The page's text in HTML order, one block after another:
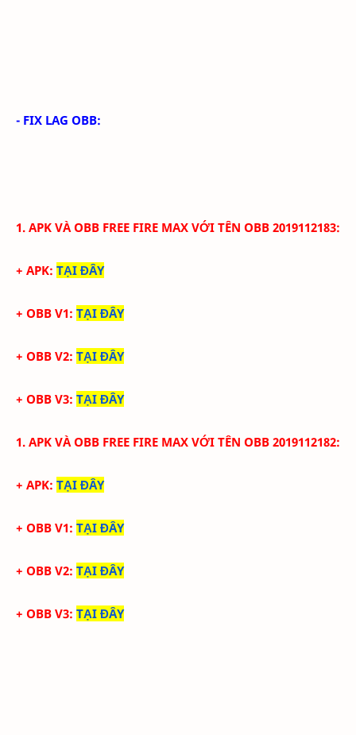
- FIX LAG OBB:
1. APK VÀOBB FREE FIRE MAX VỚI TÊN OBB 2019112183:
+ APK: TẠI ĐÂY
+ OBB V1: TẠI ĐÂY
+ OBB V2: TẠI ĐÂY
+ OBB V3: TẠI ĐÂY
1. APK VÀOBB FREE FIRE MAX VỚI TÊN OBB 2019112182:
+ APK: TẠI ĐÂY
+ OBB V1: TẠI ĐÂY
+ OBB V2: TẠI ĐÂY
+ OBB V3: TẠI ĐÂY